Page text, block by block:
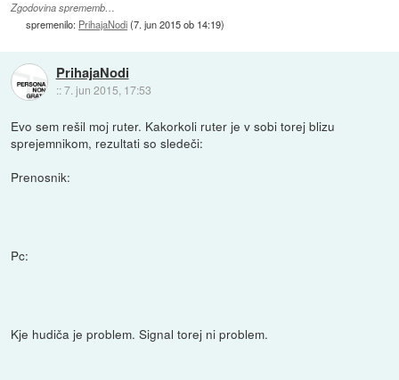
Zgodovina sprememb…
spremenilo: PrihajaNodi(7. jun 2015 ob 14:19)
PrihajaNodi
::7. jun 2015, 17:53
Evo sem rešil moj ruter. Kakorkoli ruter je v sobi torej blizu
sprejemnikom, rezultati so sledeči:
Prenosnik:
Pc:
Kje hudiča je problem. Signal torej ni problem.